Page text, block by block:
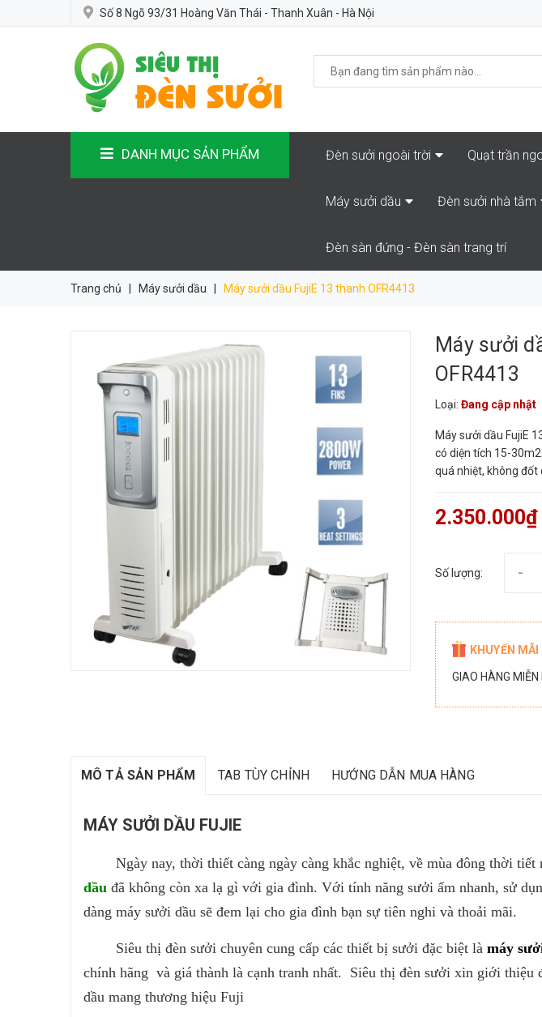
Số 8 Ngõ 93/31 Hoàng Văn Thái - Thanh Xuân - Hà Nội
DANH MỤC SẢN PHẨM Đèn sưởi ngoài trời Quạt trần
Máy sưởi dầu Đèn sưởi nhà tắm
Đèn sàn đứng - Đèn sàn trang trí
Trang chủ Máy sưởi dầu Máy sưởi dầu FujiE 13 thanh OFR4413
Máy sưởi
OFR4413
Loại: Đang cập nhật
Máy sưởi dầu FujiE
có diện tích 15-
quá nhiệt, không đốt
2.350.000₫
Số lượng: -
KHUYẾN MÃI
GIAO HÀNG MIỄN
MÔ TẢ SẢN PHẨM TAB TÙY CHỈNH HƯỚNG DẪN MUA HÀNG
MÁY SƯỞI DẦU FUJIE
Ngày nay, thời thiết càng ngày càng khắc nghiệt, về mùa đông thời tiết
dầu đã không còn xa lạ gì với gia đình. Với tính năng sưởi ấm nhanh, sử
dàng máy sưởi dầu sẽ đem lại cho gia đình bạn sự tiên nghi và thoải mãi.
Siêu thị đèn sưởi chuyên cung cấp các thiết bị sưởi đặc biệt là máy
chính hãng và giá thành là cạnh tranh nhất. Siêu thị đèn sưởi xin giới thiệu
dầu mang thương hiệu Fuji